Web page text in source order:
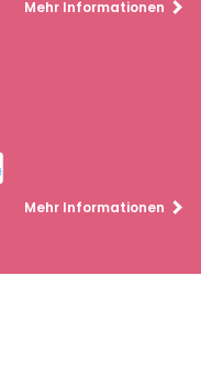
Mehr Informationen
Mehr Informationen